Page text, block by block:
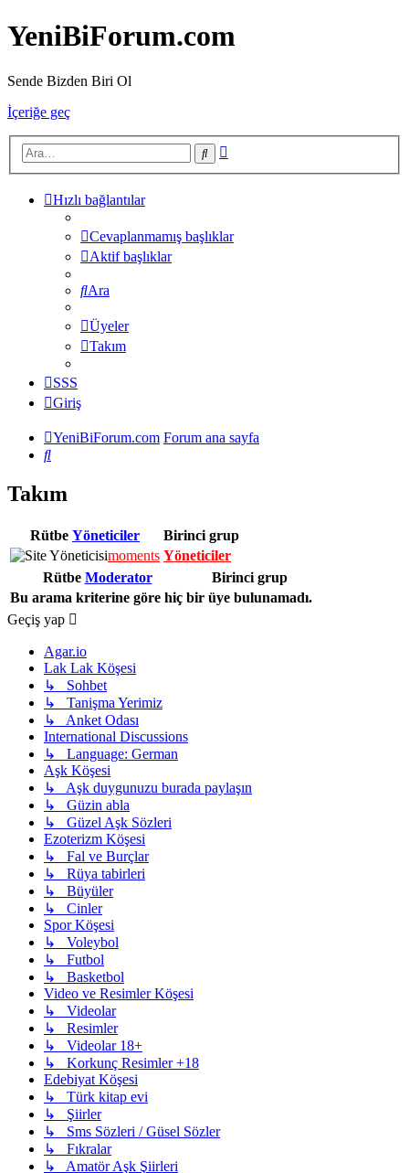
YeniBiForum.com
Sende Bizden Biri Ol
İçeriğe geç
Ara
Hızlı bağlantılar
Cevaplanmamış başlıklar
Aktif başlıklar
Ara
Üyeler
Takım
SSS
Giriş
YeniBiForum.com Forum ana sayfa
Ara
Takım
Rütbe Yöneticiler
Birinci grup
moments Yöneticiler
Rütbe Moderator
Birinci grup
Bu arama kriterine göre hiç bir üye bulunamadı.
Geçiş yap
Agar.io
Lak Lak Köşesi
↳ Sohbet
↳ Tanişma Yerimiz
↳ Anket Odası
International Discussions
↳ Language: German
Aşk Köşesi
↳ Aşk duygunuzu burada paylaşın
↳ Güzin abla
↳ Güzel Aşk Sözleri
Ezoterizm Köşesi
↳ Fal ve Burçlar
↳ Rüya tabirleri
↳ Büyüler
↳ Cinler
Spor Köşesi
↳ Voleybol
↳ Futbol
↳ Basketbol
Video ve Resimler Köşesi
↳ Videolar
↳ Resimler
↳ Videolar 18+
↳ Korkunç Resimler +18
Edebiyat Köşesi
↳ Türk kitap evi
↳ Şiirler
↳ Sms Sözleri / Güsel Sözler
↳ Fıkralar
↳ Amatör Aşk Şiirleri